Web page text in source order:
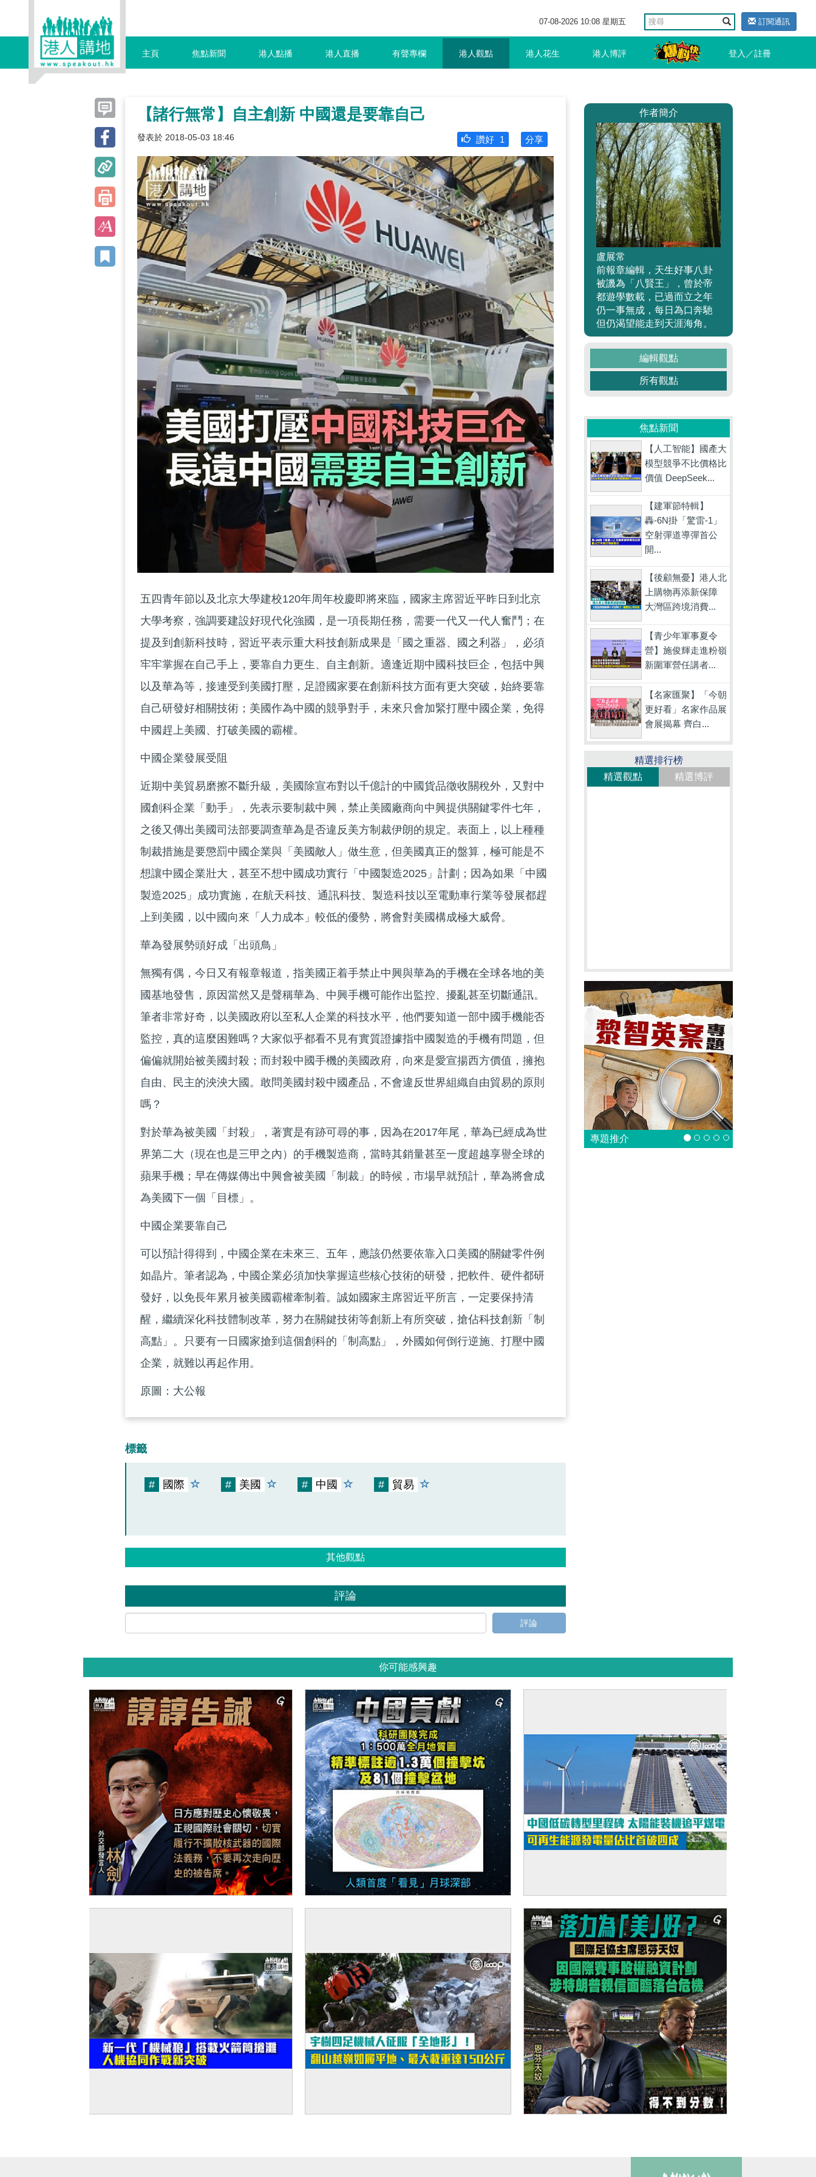
07-08-2026 10:08 星期五 訂閱通訊
主頁 焦點新聞 港人點播 港人直播 有聲專欄 港人觀點 港人花生 港人博評 登入／註冊
【諸行無常】自主創新 中國還是要靠自己
發表於 2018-05-03 18:46 分享
讚好 1
五四青年節以及北京大學建校120年周年校慶即將來臨，國家主席習近平昨日到北京
大學考察，強調要建設好現代化強國，是一項長期任務，需要一代又一代人奮鬥；在
提及到創新科技時，習近平表示重大科技創新成果是「國之重器、國之利器」，必須
牢牢掌握在自己手上，要靠自力更生、自主創新。適逢近期中國科技巨企，包括中興
以及華為等，接連受到美國打壓，足證國家要在創新科技方面有更大突破，始終要靠
自己研發好相關技術；美國作為中國的競爭對手，未來只會加緊打壓中國企業，免得
中國趕上美國、打破美國的霸權。
中國企業發展受阻
近期中美貿易磨擦不斷升級，美國除宣布對以千億計的中國貨品徵收關稅外，又對中
國創科企業「動手」，先表示要制裁中興，禁止美國廠商向中興提供關鍵零件七年，
之後又傳出美國司法部要調查華為是否違反美方制裁伊朗的規定。表面上，以上種種
制裁措施是要懲罰中國企業與「美國敵人」做生意，但美國真正的盤算，極可能是不
想讓中國企業壯大，甚至不想中國成功實行「中國製造2025」計劃；因為如果「中國
製造2025」成功實施，在航天科技、通訊科技、製造科技以至電動車行業等發展都趕
上到美國，以中國向來「人力成本」較低的優勢，將會對美國構成極大威脅。
華為發展勢頭好成「出頭鳥」
無獨有偶，今日又有報章報道，指美國正着手禁止中興與華為的手機在全球各地的美
國基地發售，原因當然又是聲稱華為、中興手機可能作出監控、擾亂甚至切斷通訊。
筆者非常好奇，以美國政府以至私人企業的科技水平，他們要知道一部中國手機能否
監控，真的這麼困難嗎？大家似乎都看不見有實質證據指中國製造的手機有問題，但
偏偏就開始被美國封殺；而封殺中國手機的美國政府，向來是愛宣揚西方價值，擁抱
自由、民主的泱泱大國。敢問美國封殺中國產品，不會違反世界組織自由貿易的原則
嗎？
對於華為被美國「封殺」，著實是有跡可尋的事，因為在2017年尾，華為已經成為世
界第二大（現在也是三甲之內）的手機製造商，當時其銷量甚至一度超越享譽全球的
蘋果手機；早在傳媒傳出中興會被美國「制裁」的時候，市場早就預計，華為將會成
為美國下一個「目標」。
中國企業要靠自己
可以預計得得到，中國企業在未來三、五年，應該仍然要依靠入口美國的關鍵零件例
如晶片。筆者認為，中國企業必須加快掌握這些核心技術的研發，把軟件、硬件都研
發好，以免長年累月被美國霸權牽制着。誠如國家主席習近平所言，一定要保持清
醒，繼續深化科技體制改革，努力在關鍵技術等創新上有所突破，搶佔科技創新「制
高點」。只要有一日國家搶到這個創科的「制高點」，外國如何倒行逆施、打壓中國
企業，就難以再起作用。
原圖：大公報
標籤
# 國際 # 美國 # 中國 # 貿易
其他觀點
評論
評論
作者簡介
盧展常
前報章編輯，天生好事八卦
被譏為「八賢王」，曾於帝
都遊學數載，已過而立之年
仍一事無成，每日為口奔馳
但仍渴望能走到天涯海角。
編輯觀點
所有觀點
焦點新聞
【人工智能】國產大
模型競爭不比價格比
價值 DeepSeek...
【建軍節特輯】
轟-6N掛「驚雷-1」
空射彈道導彈首公
開...
【後顧無憂】港人北
上購物再添新保障
大灣區跨境消費...
【青少年軍事夏令
營】施俊輝走進粉嶺
新圍軍營任講者...
【名家匯聚】「今朝
更好看」名家作品展
會展揭幕 齊白...
精選排行榜
精選觀點
精選博評
專題推介
你可能感興趣
平煤電 可再生能源發電量佔比首破四成